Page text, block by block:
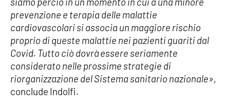
prevenzione e terapia delle malattie
cardiovascolari si associa un maggiore rischio
proprio di queste malattie nei pazienti guariti dal
Covid. Tutto ciò dovrà essere seriamente
considerato nelle prossime strategie di
riorganizzazione del Sistema sanitario nazionale»,
conclude Indolfi.